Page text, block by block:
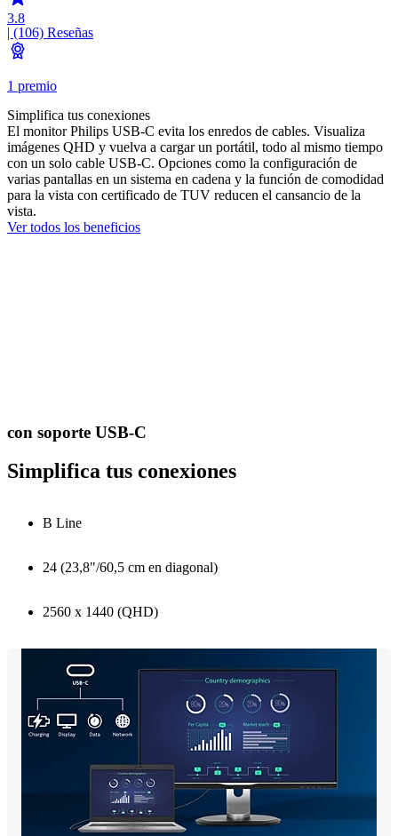
3.8
| (106) Reseñas
1 premio
Simplifica tus conexiones
El monitor Philips USB-C evita los enredos de cables. Visualiza
imágenes QHD y vuelva a cargar un portátil, todo al mismo tiempo
con un solo cable USB-C. Opciones como la configuración de
varias pantallas en un sistema en cadena y la función de comodidad
para la vista con certificado de TUV reducen el cansancio de la
vista.
Ver todos los beneficios
con soporte USB-C
Simplifica tus conexiones
B Line
24 (23,8"/60,5 cm en diagonal)
2560 x 1440 (QHD)